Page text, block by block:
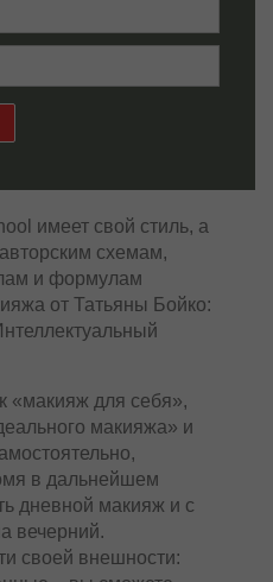
имеет свой стиль, а
схемам,
и формулам
от Татьяны Бойко:
«макияж для себя»,
макияжа» и
в дальнейшем
дневной макияж и с
вечерний.
своей внешности: